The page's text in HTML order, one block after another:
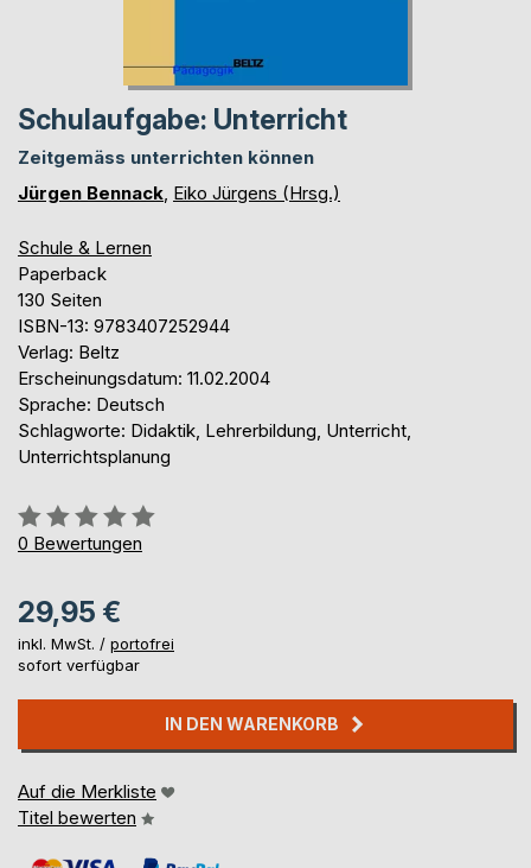
Schulaufgabe: Unterricht
Zeitgemäss unterrichten können
Jürgen Bennack, Eiko Jürgens (Hrsg.)
Schule & Lernen
Paperback
130 Seiten
ISBN-13: 9783407252944
Verlag: Beltz
Erscheinungsdatum: 11.02.2004
Sprache: Deutsch
Schlagworte: Didaktik, Lehrerbildung, Unterricht,
Unterrichtsplanung
Bewertung::
0%
0 Bewertungen
29,95 €
inkl. MwSt. / portofrei
sofort verfügbar
IN DEN WARENKORB
Auf die Merkliste
Titel bewerten